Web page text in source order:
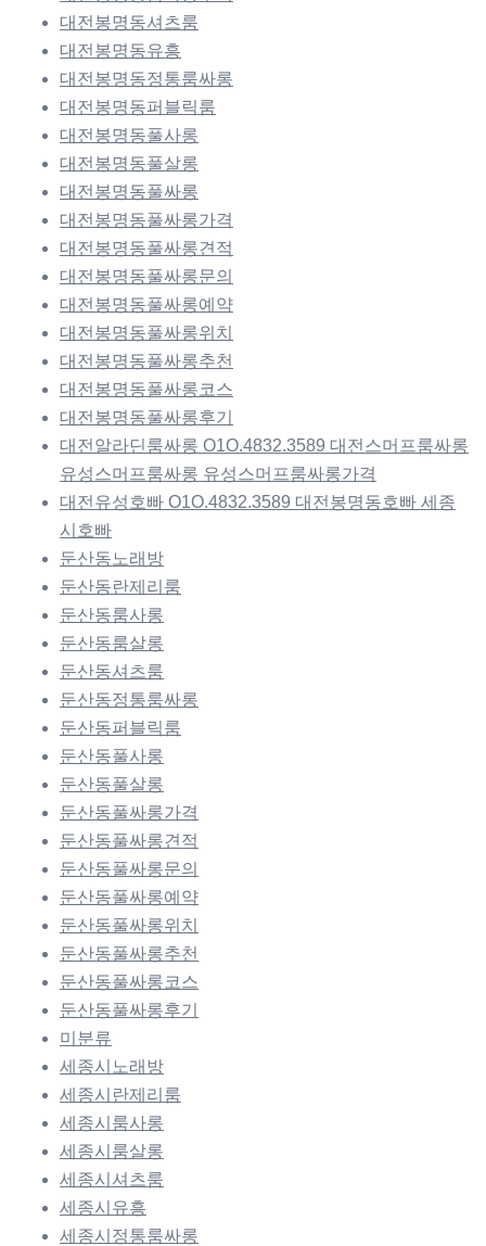
대전봉명동셔츠룸
대전봉명동유흥
대전봉명동정통룸싸롱
대전봉명동퍼블릭룸
대전봉명동풀사롱
대전봉명동풀살롱
대전봉명동풀싸롱
대전봉명동풀싸롱가격
대전봉명동풀싸롱견적
대전봉명동풀싸롱문의
대전봉명동풀싸롱예약
대전봉명동풀싸롱위치
대전봉명동풀싸롱추천
대전봉명동풀싸롱코스
대전봉명동풀싸롱후기
대전알라딘룸싸롱 O1O.4832.3589 대전스머프룸싸롱
유성스머프룸싸롱 유성스머프룸싸롱가격
대전유성호빠 O1O.4832.3589 대전봉명동호빠 세종
시호빠
둔산동노래방
둔산동란제리룸
둔산동룸사롱
둔산동룸살롱
둔산동셔츠룸
둔산동정통룸싸롱
둔산동퍼블릭룸
둔산동풀사롱
둔산동풀살롱
둔산동풀싸롱가격
둔산동풀싸롱견적
둔산동풀싸롱문의
둔산동풀싸롱예약
둔산동풀싸롱위치
둔산동풀싸롱추천
둔산동풀싸롱코스
둔산동풀싸롱후기
미분류
세종시노래방
세종시란제리룸
세종시룸사롱
세종시룸살롱
세종시셔츠룸
세종시유흥
세종시정통룸싸롱